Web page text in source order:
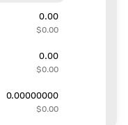
0.00
$0.00
0.00
$0.00
0.00000000
$0.00